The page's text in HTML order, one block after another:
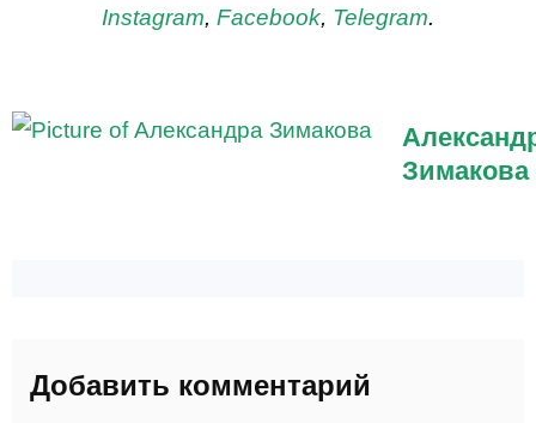
Instagram, Facebook, Telegram.
Зимакова
Добавить комментарий